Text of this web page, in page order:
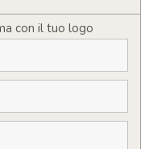
con il tuo logo